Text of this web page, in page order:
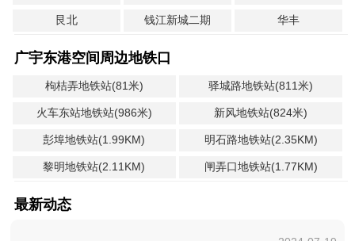
艮北 钱江新城二期 华丰
广宇东港空间周边地铁口
枸桔弄地铁站(81米) 驿城路地铁站(811米)
火车东站地铁站(986米) 新风地铁站(824米)
彭埠地铁站(1.99KM) 明石路地铁站(2.35KM)
黎明地铁站(2.11KM) 闸弄口地铁站(1.77KM)
最新动态